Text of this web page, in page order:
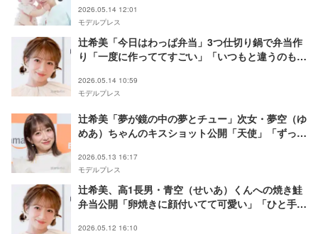
2026.05.14 12:01
モデルプレス
辻希美「今日はわっぱ弁当」3つ仕切り鍋で弁当作
り「一度に作っててすごい」「いつもと違うのも可
2026.05.14 10:59
モデルプレス
辻希美「夢が鏡の中の夢とチュー」次女・夢空（ゆ
めあ）ちゃんのキスショット公開「天使」「ずっと
2026.05.13 16:17
モデルプレス
辻希美、高1長男・青空（せいあ）くんへの焼き鮭
弁当公開「卵焼きに顔付いてて可愛い」「ひと手間
2026.05.12 16:10